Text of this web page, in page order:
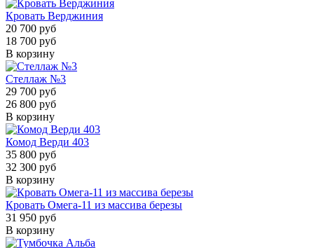
Кровать Верджиния
20 700 руб
18 700 руб
В корзину
Стеллаж №3
29 700 руб
26 800 руб
В корзину
Комод Верди 403
35 800 руб
32 300 руб
В корзину
Кровать Омега-11 из массива березы
31 950 руб
В корзину